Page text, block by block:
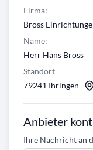
Firma:
Bross
Name:
Herr Hans Bross
Standort
79241 Ihringen
Anbieter
Ihre Nachricht an